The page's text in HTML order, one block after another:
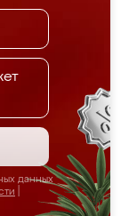
данных